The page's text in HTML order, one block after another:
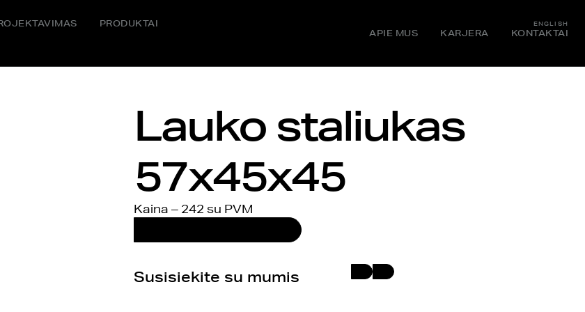
PRODUKTAI ENGLISH
APIE MUS KARJERA KONTAKTAI
Lauko staliukas
57x45x45
Kaina – 242 su PVM
Susisiekite su mumis